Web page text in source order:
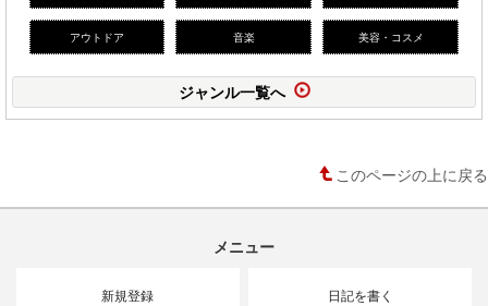
アウトドア 音楽 美容・コスメ
ジャンル一覧へ
このページの上に戻る
メニュー
新規登録 日記を書く